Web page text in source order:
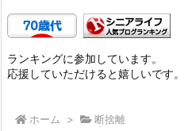
ランキングに参加しています。
応援していただけると嬉しいです。
ホーム > 断捨離